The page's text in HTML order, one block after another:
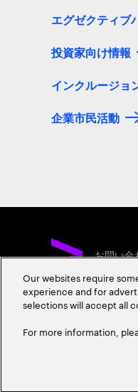
エグゼクティブ
投資家向け情報
インクルージョ
企業市民活動
お問い合
プライバシーポリシー
Our websites require
experience and for
selections will accept all
For more information,